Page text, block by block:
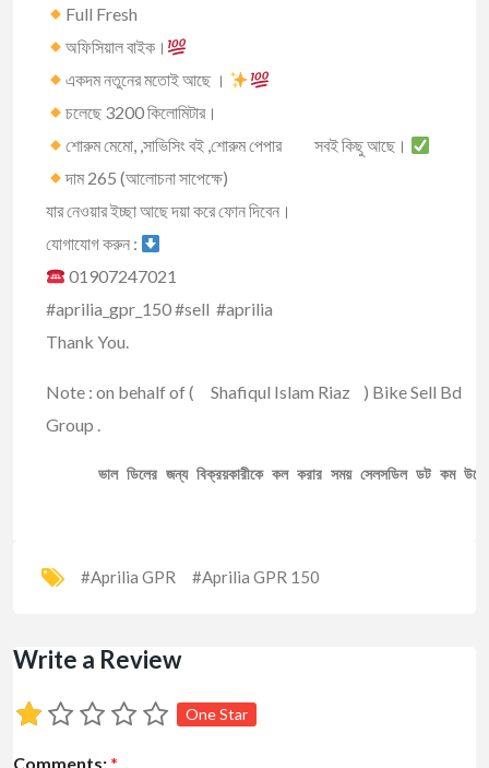
Full Fresh
অফিসিয়াল বাইক।
একদম নতুনের মতোই আছে ।
চলেছে 3200 কিলোমিটার।
শোরুম মেমো, ,সাভিসিং বই ,শোরুম পেপার সবই কিছু আছে।
দাম 265 (আলোচনা সাপেক্ষে)
যার নেওয়ার ইচ্ছা আছে দয়া করে ফোন দিবেন।
যোগাযোগ করুন :
01907247021
#aprilia_gpr_150 #sell #aprilia
Thank You.
Note : on behalf of ( Shafiqul Islam Riaz ) Bike Sell Bd
Group .
ভাল ডিলের জন্য বিক্রয়কারীকে কল করার সময় সেলসডিল ডট কম
#Aprilia GPR #Aprilia GPR 150
Write a Review
One Star
Comments: *